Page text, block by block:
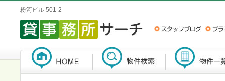
粉河ビル 501-2